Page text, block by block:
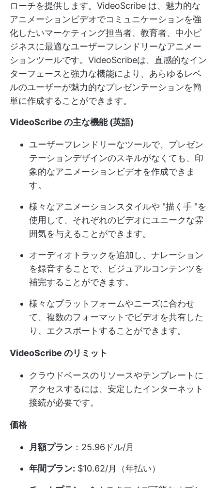
ローチを提供します。VideoScribe は、魅力的な
アニメーションビデオでコミュニケーションを強
化したいマーケティング担当者、教育者、中小ビ
ジネスに最適なユーザーフレンドリーなアニメー
ションツールです。VideoScribeは、直感的なイン
ターフェースと強力な機能により、あらゆるレベ
ルのユーザーが魅力的なプレゼンテーションを簡
単に作成することができます。
VideoScribe の主な機能(英語)
ユーザーフレンドリーなツールで、プレゼン
テーションデザインのスキルがなくても、印
象的なアニメーションビデオを作成できま
す。
様々なアニメーションスタイルや "描く手 "を
使用して、それぞれのビデオにユニークな雰
囲気を与えることができます。
オーディオトラックを追加し、ナレーション
を録音することで、ビジュアルコンテンツを
補完することができます。
様々なプラットフォームやニーズに合わせ
て、複数のフォーマットでビデオを共有した
り、エクスポートすることができます。
VideoScribe のリミット
クラウドベースのリソースやテンプレートに
アクセスするには、安定したインターネット
接続が必要です。
価格
月額プラン ：25.96ドル/月
年間プラン: $10.62/月（年払い）